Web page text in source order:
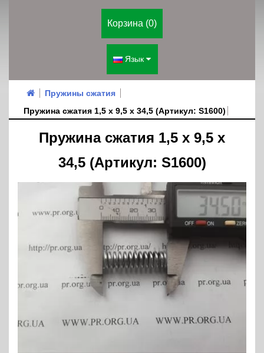
Корзина (0)
Язык
Пружины сжатия
Пружина сжатия 1,5 х 9,5 х 34,5 (Артикул: S1600)
Пружина сжатия 1,5 х 9,5 х
34,5 (Артикул: S1600)